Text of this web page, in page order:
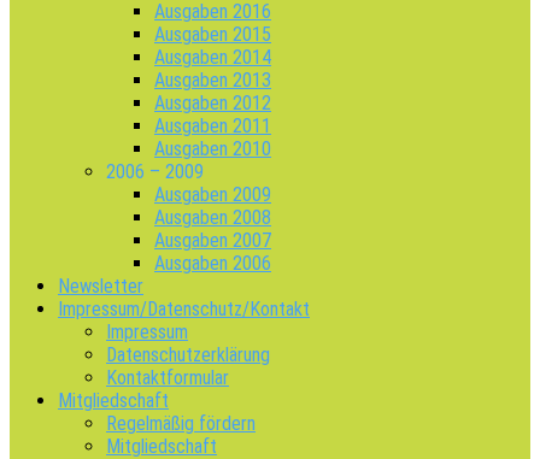
Ausgaben 2016
Ausgaben 2015
Ausgaben 2014
Ausgaben 2013
Ausgaben 2012
Ausgaben 2011
Ausgaben 2010
2006 – 2009
Ausgaben 2009
Ausgaben 2008
Ausgaben 2007
Ausgaben 2006
Newsletter
Impressum/Datenschutz/Kontakt
Impressum
Datenschutzerklärung
Kontaktformular
Mitgliedschaft
Regelmäßig fördern
Mitgliedschaft